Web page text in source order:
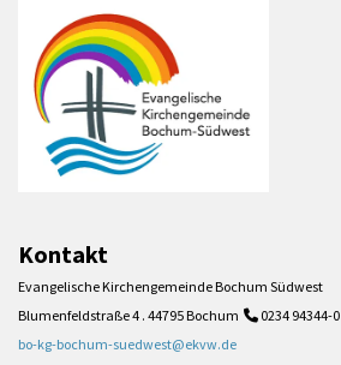
Kontakt
Evangelische Kirchengemeinde Bochum Südwest
Blumenfeldstraße 4 . 44795 Bochum  0234 94344-0
bo-kg-bochum-suedwest@ekvw.de